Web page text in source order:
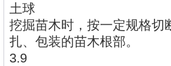
土球
挖掘苗木时，按一定规格切
扎、包装的苗木根部。
3.9